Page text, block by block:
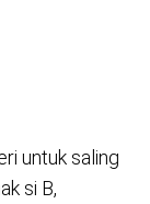
untuk saling
si B,